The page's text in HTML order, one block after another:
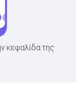
κεφαλίδα της